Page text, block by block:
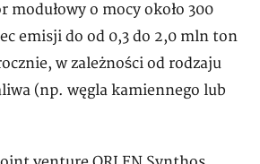
modułowy o mocy około 300
emisji do od 0,3 do 2,0 mln ton
w zależności od rodzaju
(np. węgla kamiennego lub